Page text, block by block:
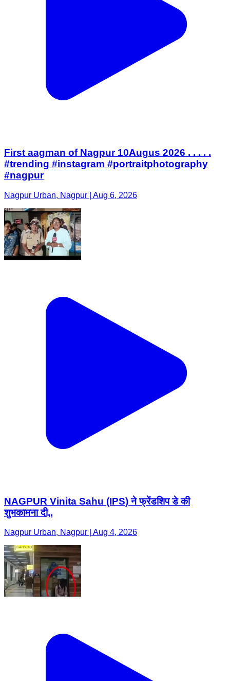
First aagman of Nagpur 10Augus 2026 . . . . .
#trending #instagram #portraitphotography
#nagpur
Nagpur Urban, Nagpur | Aug 6, 2026
NAGPUR Vinita Sahu (IPS) ने फ्रेंडशिप डे की
शुभकामना दी,,
Nagpur Urban, Nagpur | Aug 4, 2026